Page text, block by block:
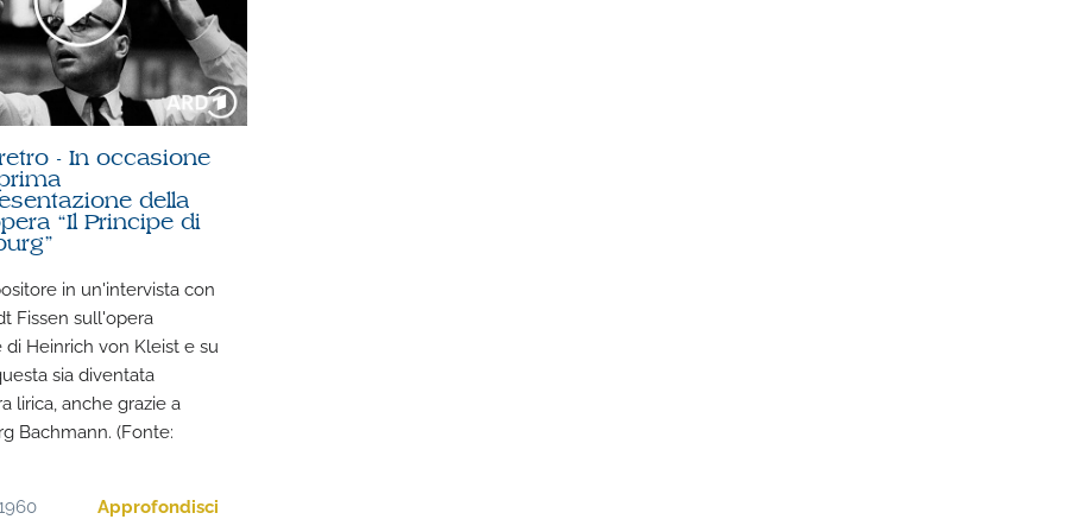
- In occasione
della
“Il Principe di
in un'intervista con
Fissen sull'opera
di Heinrich von Kleist e su
sia diventata
lirica, anche grazie a
Bachmann. (Fonte:
Approfondisci